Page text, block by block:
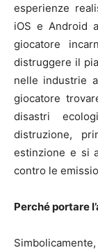
esperienze
iOS e Android
giocatore
distruggere il
nelle industrie
giocatore
disastri
distruzione,
estinzione e si
contro le
Perché portare